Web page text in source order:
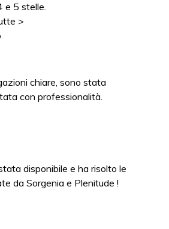
e 5 stelle.
>
chiare, sono stata
con professionalità.
disponibile e ha risolto le
da Sorgenia e Plenitude !